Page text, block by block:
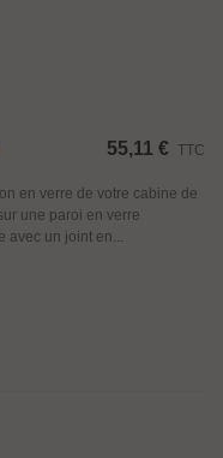
55,11 € TTC
en verre de votre cabine de
une paroi en verre
avec un joint en...